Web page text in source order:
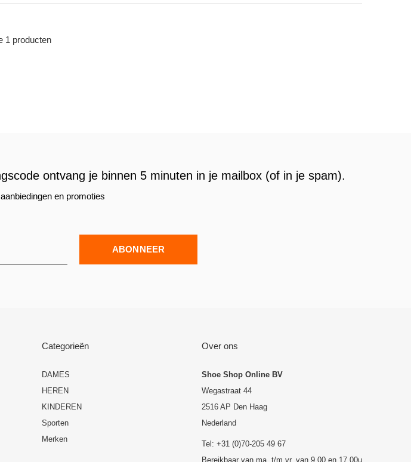
1 producten
ontvang je binnen 5 minuten in je mailbox (of in je spam).
en promoties
ABONNEER
Categorieën
DAMES
HEREN
KINDEREN
Sporten
Merken
Over ons
Shoe Shop Online BV
Wegastraat 44
2516 AP Den Haag
Nederland
Tel: +31 (0)70-205 49 67
Bereikbaar van ma. t/m vr. van 9.00 en 17.00u